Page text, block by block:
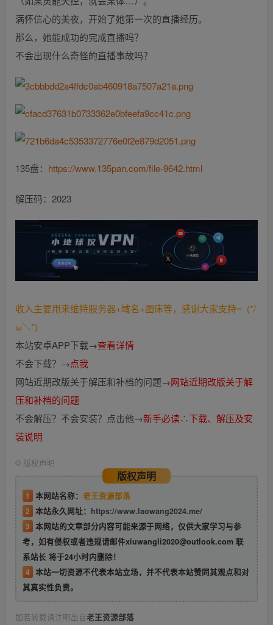
满怀信心的美夜，开始了她第一次的直播经历。
那么，她能成功的完成直播吗？
不会出现什么奇怪的直播事故吗？
135盘： https://www.135pan.com/file-9642.html
解压码：2023
收入主要用来维持服务器+域名+图床等，感谢大家支持~ (*/
ω＼*)
本站安卓APP下载→查看详情
不会下载？→点我
网站近期改版关于解压和补档的问题→网站近期改版关于解
压和补档的问题
不会解压？不会安装？点击他→新手必读∴下载、解压及安
装说明
© 版权声明
版权声明
1 本网站名称： 老王资源部落
2 本站永久网址： https://www.laowang2024.me/
3 本网站的文章部分内容可能来源于网络，仅供大家学习与参
考，如有侵权或者违规请邮件xiuwangli2020@outlook.com 联
系站长 将于24小时内删除！
4 本站一切资源不代表本站立场，并不代表本站赞同其观点和对
其真实性负责。
如若转载请注明出自老王资源部落